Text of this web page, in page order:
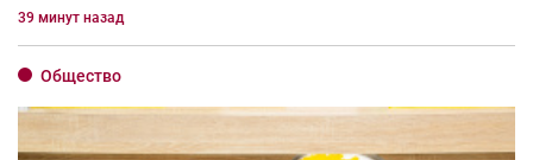
39 минут назад
Общество